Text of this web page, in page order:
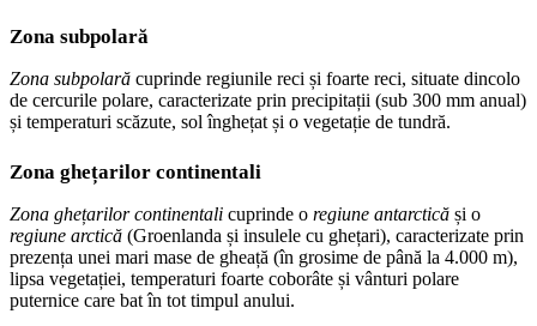
Zona subpolară
Zona subpolară cuprinde regiunile reci și foarte reci, situate dincolo
de cercurile polare, caracterizate prin precipitații (sub 300 mm anual)
și temperaturi scăzute, sol înghețat și o vegetație de tundră.
Zona ghețarilor continentali
Zona ghețarilor continentali cuprinde o regiune antarctică și o
regiune arctică (Groenlanda și insulele cu ghețari), caracterizate prin
prezența unei mari mase de gheață (în grosime de până la 4.000 m),
lipsa vegetației, temperaturi foarte coborâte și vânturi polare
puternice care bat în tot timpul anului.